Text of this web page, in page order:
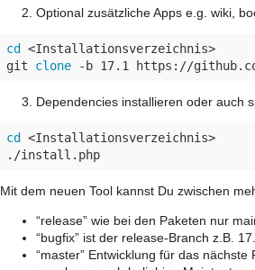
Optional zusätzliche Apps e.g. wiki,
cd
<Installationsverzeichnis>
git clone
Dependencies installieren oder auch
cd
<Installationsverzeichnis>
Mit dem neuen Tool kannst Du zwischen
“release” wie bei den Paketen nur
“bugfix” ist der release-Branch z.B.
“master” Entwicklung für das nächste